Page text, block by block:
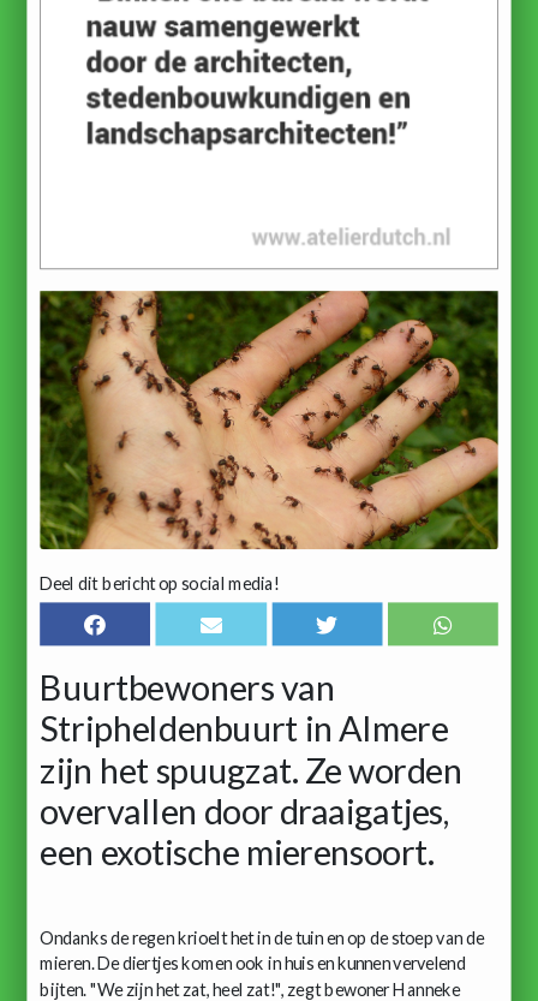
Deel dit bericht op social media!
Buurtbewoners van
Stripheldenbuurt in Almere
zijn het spuugzat. Ze worden
overvallen door draaigatjes,
een exotische mierensoort.
Ondanks de regen krioelt het in de tuin en op de stoep van de
mieren. De diertjes komen ook in huis en kunnen vervelend
bijten. "We zijn het zat, heel zat!", zegt bewoner Hanneke